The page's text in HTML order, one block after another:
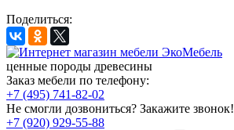
Поделиться:
ценные породы древесины
Заказ мебели по телефону:
+7 (495) 741-82-02
Не смогли дозвониться? Закажите звонок!
+7 (920) 929-55-88